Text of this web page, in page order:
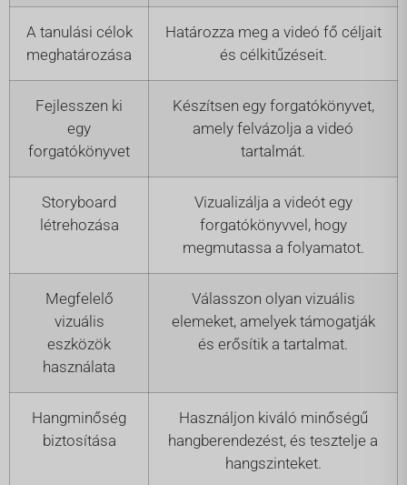
A tanulási célok
meghatározása
Határozza meg a videó fő céljait
és célkitűzéseit.
Fejlesszen ki
egy
forgatókönyvet
Készítsen egy forgatókönyvet,
amely felvázolja a videó
tartalmát.
Storyboard
létrehozása
Vizualizálja a videót egy
forgatókönyvvel, hogy
megmutassa a folyamatot.
Megfelelő
vizuális
eszközök
használata
Válasszon olyan vizuális
elemeket, amelyek támogatják
és erősítik a tartalmat.
Hangminőség
biztosítása
Használjon kiváló minőségű
hangberendezést, és tesztelje a
hangszinteket.